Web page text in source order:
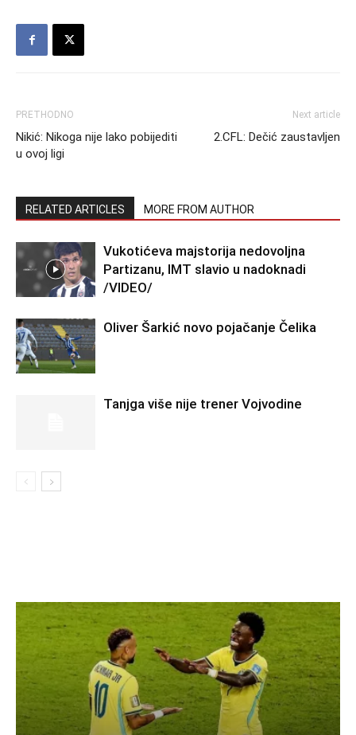
PRETHODNO
Nikić: Nikoga nije lako pobijediti
u ovoj ligi
Next article
2.CFL: Dečić zaustavljen
RELATED ARTICLES MORE FROM AUTHOR
Vukotićeva majstorija nedovoljna
Partizanu, IMT slavio u nadoknadi
/VIDEO/
Oliver Šarkić novo pojačanje Čelika
Tanjga više nije trener Vojvodine